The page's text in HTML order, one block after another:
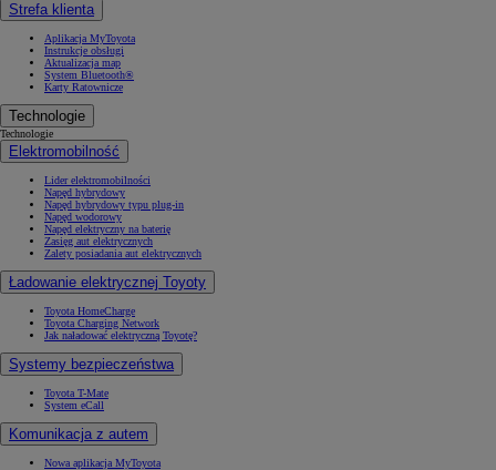
Strefa klienta
Aplikacja MyToyota
Instrukcje obsługi
Aktualizacja map
System Bluetooth®
Karty Ratownicze
Technologie
Technologie
Elektromobilność
Lider elektromobilności
Napęd hybrydowy
Napęd hybrydowy typu plug-in
Napęd wodorowy
Napęd elektryczny na baterię
Zasięg aut elektrycznych
Zalety posiadania aut elektrycznych
Ładowanie elektrycznej Toyoty
Toyota HomeCharge
Toyota Charging Network
Jak naładować elektryczną Toyotę?
Systemy bezpieczeństwa
Toyota T-Mate
System eCall
Komunikacja z autem
Nowa aplikacja MyToyota